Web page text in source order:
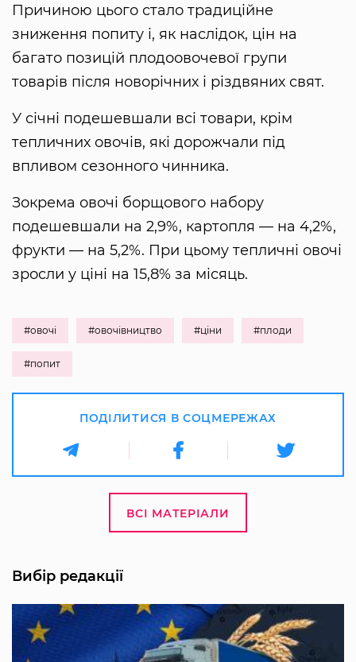
Причиною цього стало традиційне
зниження попиту і, як наслідок, цін на
багато позицій плодоовочевої групи
товарів після новорічних і різдвяних свят.
У січні подешевшали всі товари, крім
тепличних овочів, які дорожчали під
впливом сезонного чинника.
Зокрема овочі борщового набору
подешевшали на 2,9%, картопля — на 4,2%,
фрукти — на 5,2%. При цьому тепличні овочі
зросли у ціні на 15,8% за місяць.
#овочі #овочівництво #ціни #плоди
#попит
ПОДІЛИТИСЯ В СОЦМЕРЕЖАХ
ВСІ МАТЕРІАЛИ
Вибір редакції